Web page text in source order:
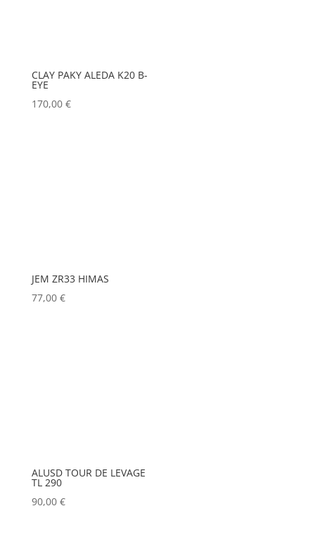
CLAY PAKY ALEDA K20 B-
EYE
170,00 €
JEM ZR33 HIMAS
77,00 €
ALUSD TOUR DE LEVAGE
TL 290
90,00 €